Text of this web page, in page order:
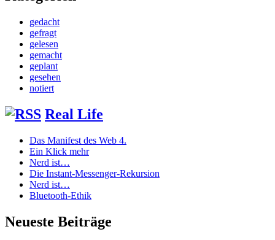
gedacht
gefragt
gelesen
gemacht
geplant
gesehen
notiert
Real Life
Das Manifest des Web 4.
Ein Klick mehr
Nerd ist…
Die Instant-Messenger-Rekursion
Nerd ist…
Bluetooth-Ethik
Neueste Beiträge